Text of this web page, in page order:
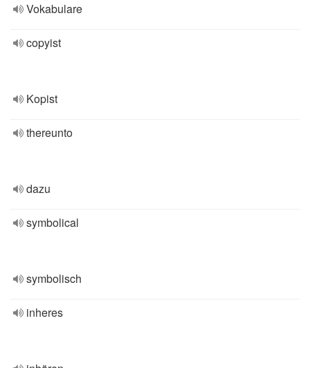
Vokabulare
copyist
Kopist
thereunto
dazu
symbolical
symbolisch
inheres